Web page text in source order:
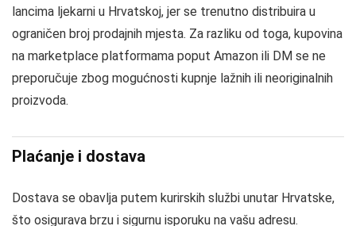
lancima ljekarni u Hrvatskoj, jer se trenutno distribuira u
ograničen broj prodajnih mjesta. Za razliku od toga, kupovina
na marketplace platformama poput Amazon ili DM se ne
preporučuje zbog mogućnosti kupnje lažnih ili neoriginalnih
proizvoda.
Plaćanje i dostava
Dostava se obavlja putem kurirskih službi unutar Hrvatske,
što osigurava brzu i sigurnu isporuku na vašu adresu.